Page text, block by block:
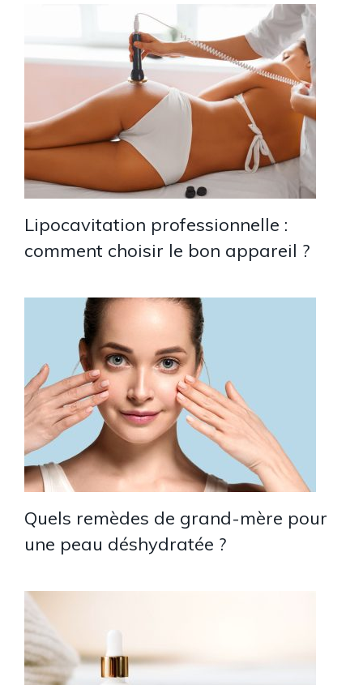
Lipocavitation professionnelle :
comment choisir le bon appareil ?
Quels remèdes de grand-mère pour
une peau déshydratée ?